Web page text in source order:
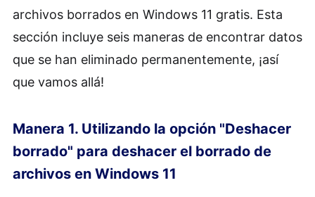
archivos borrados en Windows 11 gratis. Esta
sección incluye seis maneras de encontrar datos
que se han eliminado permanentemente, ¡así
que vamos allá!
Manera 1. Utilizando la opción "Deshacer
borrado" para deshacer el borrado de
archivos en Windows 11